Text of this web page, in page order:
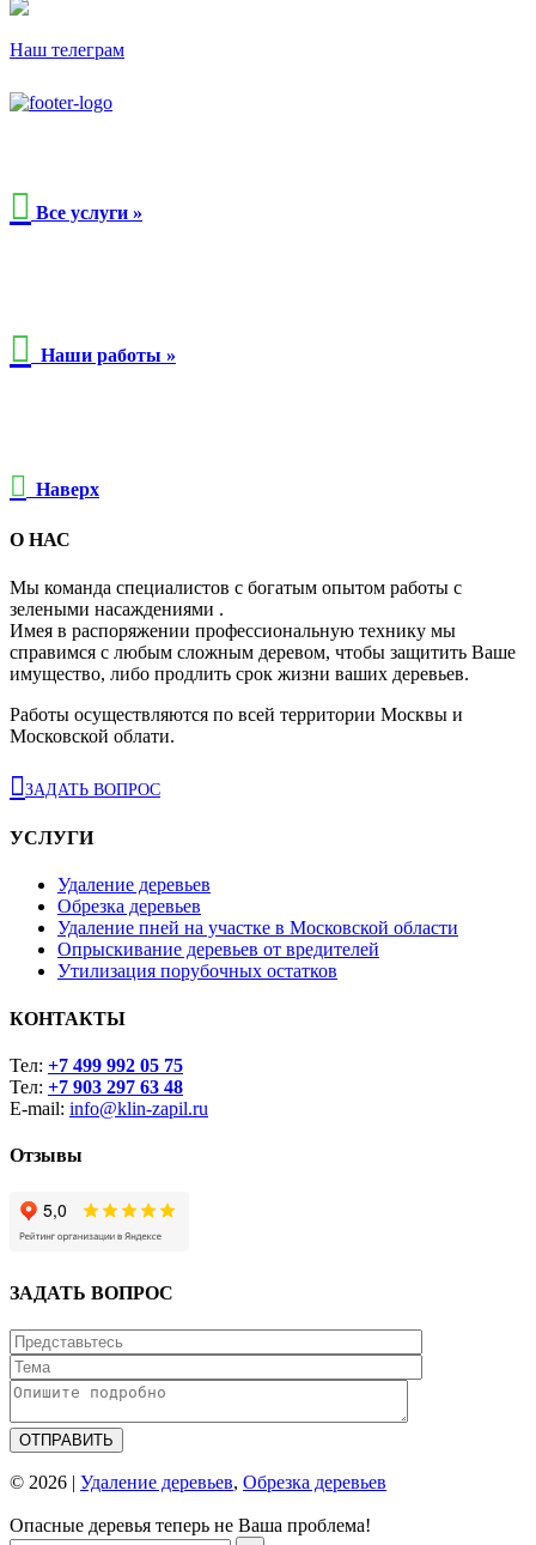
Наш телеграм
 Все услуги »
 Наши работы »
 Наверх
О НАС
Мы команда специалистов с богатым опытом работы с
зелеными насаждениями .
Имея в распоряжении профессиональную технику мы
справимся с любым сложным деревом, чтобы защитить Ваше
имущество, либо продлить срок жизни ваших деревьев.
Работы осуществляются по всей территории Москвы и
Московской облати.
ЗАДАТЬ ВОПРОС
УСЛУГИ
Удаление деревьев
Обрезка деревьев
Удаление пней на участке в Московской области
Опрыскивание деревьев от вредителей
Утилизация порубочных остатков
КОНТАКТЫ
Тел: +7 499 992 05 75
Тел: +7 903 297 63 48
E-mail: info@klin-zapil.ru
Отзывы
ЗАДАТЬ ВОПРОС
© 2026 | Удаление деревьев, Обрезка деревьев
Опасные деревья теперь не Ваша проблема!